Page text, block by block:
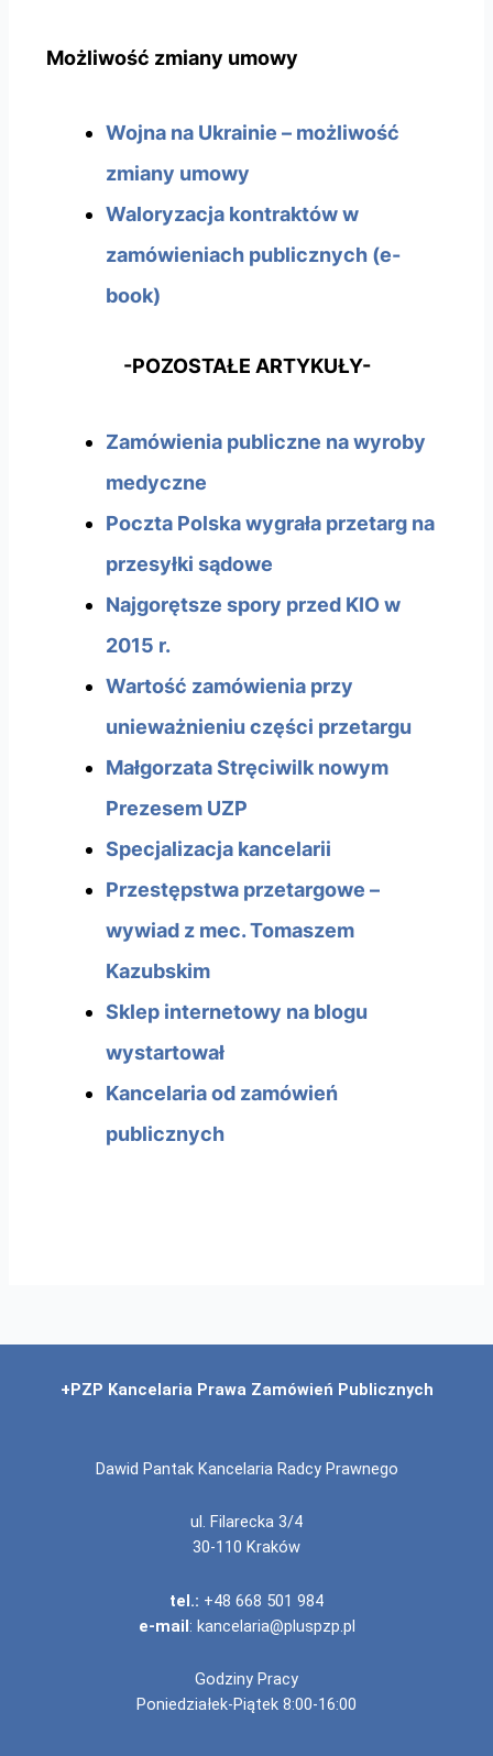
Możliwość zmiany umowy
Wojna na Ukrainie – możliwość
zmiany umowy
Waloryzacja kontraktów w
zamówieniach publicznych (e-
book)
-POZOSTAŁE ARTYKUŁY-
Zamówienia publiczne na wyroby
medyczne
Poczta Polska wygrała przetarg na
przesyłki sądowe
Najgorętsze spory przed KIO w
2015 r.
Wartość zamówienia przy
unieważnieniu części przetargu
Małgorzata Stręciwilk nowym
Prezesem UZP
Specjalizacja kancelarii
Przestępstwa przetargowe –
wywiad z mec. Tomaszem
Kazubskim
Sklep internetowy na blogu
wystartował
Kancelaria od zamówień
publicznych
+PZP Kancelaria Prawa Zamówień Publicznych
Dawid Pantak Kancelaria Radcy Prawnego
ul. Filarecka 3/4
30-110 Kraków
tel.: +48 668 501 984
e-mail: kancelaria@pluspzp.pl
Godziny Pracy
Poniedziałek-Piątek 8:00-16:00